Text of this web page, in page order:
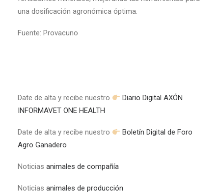
una dosificación agronómica óptima.
Fuente: Provacuno
Date de alta y recibe nuestro
Diario Digital AXÓN
INFORMAVET ONE HEALTH
Date de alta y recibe nuestro
Boletín Digital de Foro
Agro Ganadero
Noticias animales de compañía
Noticias animales de producción